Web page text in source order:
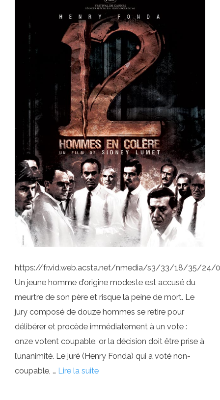
https://fr.vid.web.acsta.net/nmedia/s3/33/18/35/24/
Un jeune homme d’origine modeste est accusé du
meurtre de son père et risque la peine de mort. Le
jury composé de douze hommes se retire pour
délibérer et procède immédiatement à un vote :
onze votent coupable, or la décision doit être prise à
l’unanimité. Le juré (Henry Fonda) qui a voté non-
coupable, … Lire la suite